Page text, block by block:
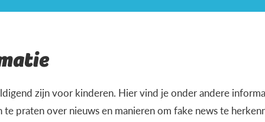
zijn voor kinderen. Hier vind je onder andere
praten over nieuws en manieren om fake news te